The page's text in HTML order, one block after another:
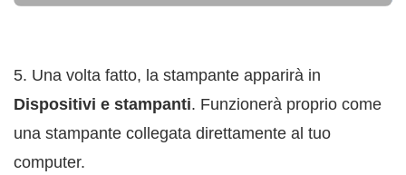
5. Una volta fatto, la stampante apparirà in
Dispositivi e stampanti. Funzionerà proprio come
una stampante collegata direttamente al tuo
computer.